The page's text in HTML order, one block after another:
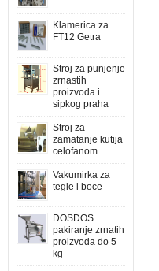
Klamerica za
FT12 Getra
Stroj za punjenje
zrnastih
proizvoda i
sipkog praha
Stroj za
zamatanje kutija
celofanom
Vakumirka za
tegle i boce
DOSDOS
pakiranje zrnatih
proizvoda do 5
kg